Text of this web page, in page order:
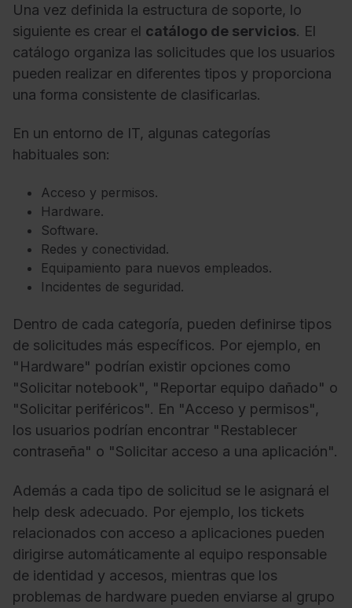
Una vez definida la estructura de soporte, lo
siguiente es crear el catálogo de servicios. El
catálogo organiza las solicitudes que los usuarios
pueden realizar en diferentes tipos y proporciona
una forma consistente de clasificarlas.
En un entorno de IT, algunas categorías
habituales son:
Acceso y permisos.
Hardware.
Software.
Redes y conectividad.
Equipamiento para nuevos empleados.
Incidentes de seguridad.
Dentro de cada categoría, pueden definirse tipos
de solicitudes más específicos. Por ejemplo, en
"Hardware" podrían existir opciones como
"Solicitar notebook", "Reportar equipo dañado" o
"Solicitar periféricos". En "Acceso y permisos",
los usuarios podrían encontrar "Restablecer
contraseña" o "Solicitar acceso a una aplicación".
Además a cada tipo de solicitud se le asignará el
help desk adecuado. Por ejemplo, los tickets
relacionados con acceso a aplicaciones pueden
dirigirse automáticamente al equipo responsable
de identidad y accesos, mientras que los
problemas de hardware pueden enviarse al grupo